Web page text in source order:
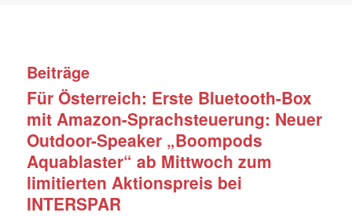
Beiträge
Für Österreich: Erste Bluetooth-Box
mit Amazon-Sprachsteuerung: Neuer
Outdoor-Speaker „Boompods
Aquablaster“ ab Mittwoch zum
limitierten Aktionspreis bei
INTERSPAR